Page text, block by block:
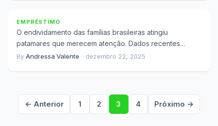
EMPRÉSTIMO
O endividamento das famílias brasileiras atingiu
patamares que merecem atenção. Dados recentes
mostram que mais de 70% das famílias com renda
By Andressa Valente—dezembro 22, 2025
Paginação
← Anterior 1 2 3 4 Próximo →